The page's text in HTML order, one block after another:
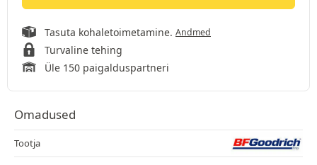
Tasuta kohaletoimetamine. Andmed
Turvaline tehing
Üle 150 paigalduspartneri
Omadused
Tootja